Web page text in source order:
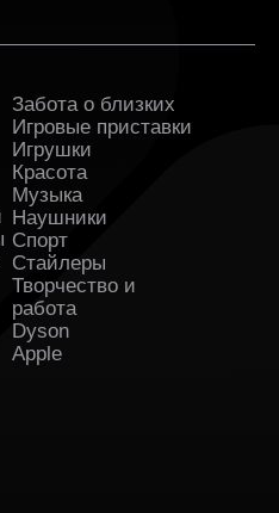
Забота о близких
Игровые приставки
Игрушки
Красота
Музыка
Наушники
Спорт
Стайлеры
Творчество и
работа
Dyson
Apple